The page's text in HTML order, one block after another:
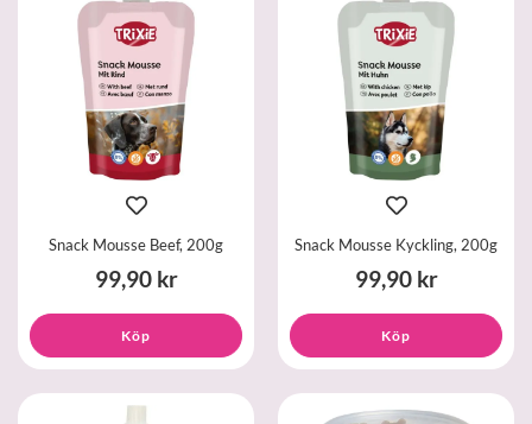
Snack Mousse Beef, 200g
99,90 kr
Köp
Snack Mousse Kyckling, 200g
99,90 kr
Köp